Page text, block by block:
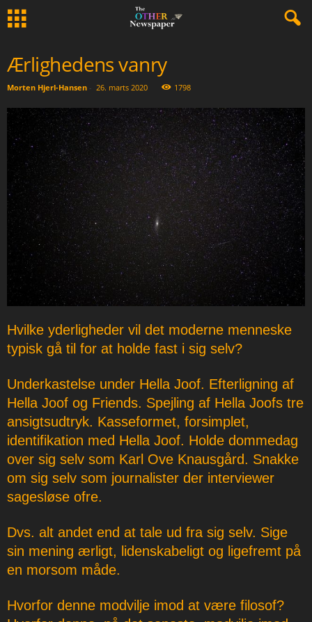
Ærlighedens vanry
Morten Hjerl-Hansen - 26. marts 2020 1798
Hvilke yderligheder vil det moderne menneske
typisk gå til for at holde fast i sig selv?
Underkastelse under Hella Joof. Efterligning af
Hella Joof og Friends. Spejling af Hella Joofs tre
ansigtsudtryk. Kasseformet, forsimplet,
identifikation med Hella Joof. Holde dommedag
over sig selv som Karl Ove Knausgård. Snakke
om sig selv som journalister der interviewer
sagesløse ofre.
Dvs. alt andet end at tale ud fra sig selv. Sige
sin mening ærligt, lidenskabeligt og ligefremt på
en morsom måde.
Hvorfor denne modvilje imod at være filosof?